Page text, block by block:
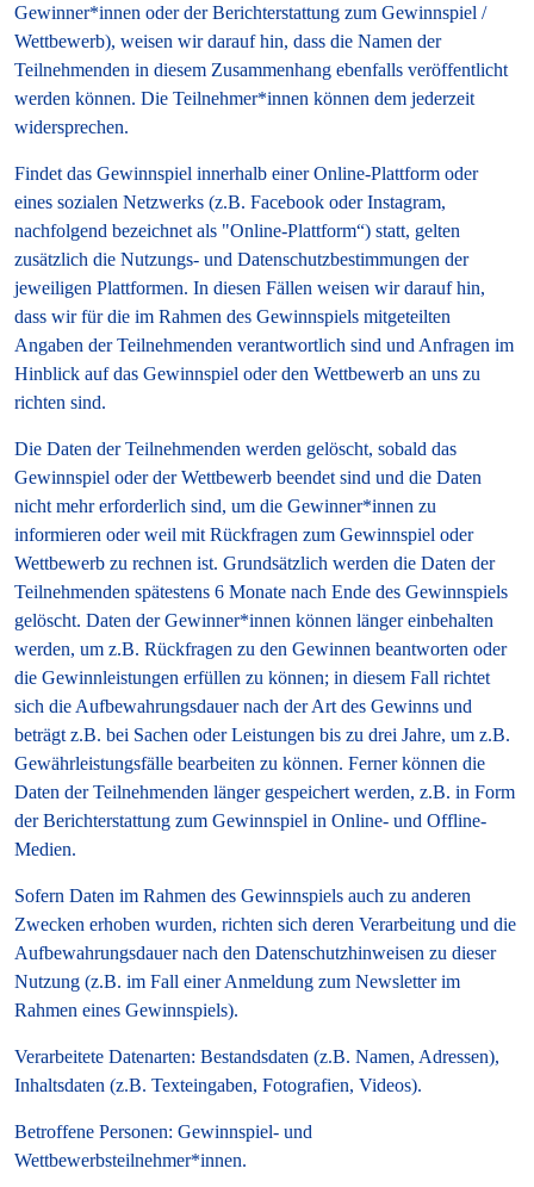
Gewinner*innen oder der Berichterstattung zum Gewinnspiel /
Wettbewerb), weisen wir darauf hin, dass die Namen der
Teilnehmenden in diesem Zusammenhang ebenfalls veröffentlicht
werden können. Die Teilnehmer*innen können dem jederzeit
widersprechen.
Findet das Gewinnspiel innerhalb einer Online-Plattform oder
eines sozialen Netzwerks (z.B. Facebook oder Instagram,
nachfolgend bezeichnet als "Online-Plattform“) statt, gelten
zusätzlich die Nutzungs- und Datenschutzbestimmungen der
jeweiligen Plattformen. In diesen Fällen weisen wir darauf hin,
dass wir für die im Rahmen des Gewinnspiels mitgeteilten
Angaben der Teilnehmenden verantwortlich sind und Anfragen im
Hinblick auf das Gewinnspiel oder den Wettbewerb an uns zu
richten sind.
Die Daten der Teilnehmenden werden gelöscht, sobald das
Gewinnspiel oder der Wettbewerb beendet sind und die Daten
nicht mehr erforderlich sind, um die Gewinner*innen zu
informieren oder weil mit Rückfragen zum Gewinnspiel oder
Wettbewerb zu rechnen ist. Grundsätzlich werden die Daten der
Teilnehmenden spätestens 6 Monate nach Ende des Gewinnspiels
gelöscht. Daten der Gewinner*innen können länger einbehalten
werden, um z.B. Rückfragen zu den Gewinnen beantworten oder
die Gewinnleistungen erfüllen zu können; in diesem Fall richtet
sich die Aufbewahrungsdauer nach der Art des Gewinns und
beträgt z.B. bei Sachen oder Leistungen bis zu drei Jahre, um z.B.
Gewährleistungsfälle bearbeiten zu können. Ferner können die
Daten der Teilnehmenden länger gespeichert werden, z.B. in Form
der Berichterstattung zum Gewinnspiel in Online- und Offline-
Medien.
Sofern Daten im Rahmen des Gewinnspiels auch zu anderen
Zwecken erhoben wurden, richten sich deren Verarbeitung und die
Aufbewahrungsdauer nach den Datenschutzhinweisen zu dieser
Nutzung (z.B. im Fall einer Anmeldung zum Newsletter im
Rahmen eines Gewinnspiels).
Verarbeitete Datenarten: Bestandsdaten (z.B. Namen, Adressen),
Inhaltsdaten (z.B. Texteingaben, Fotografien, Videos).
Betroffene Personen: Gewinnspiel- und
Wettbewerbsteilnehmer*innen.